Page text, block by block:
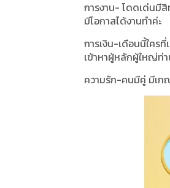
การงาน- โดดเด่นมี
มีโอกาสได้งานทำค่ะ
การเงิน-เดือนนี้ใคร
เข้าหาผู้หลักผู้ใหญ่ท่
ความรัก-คนมีคู่ มีเก